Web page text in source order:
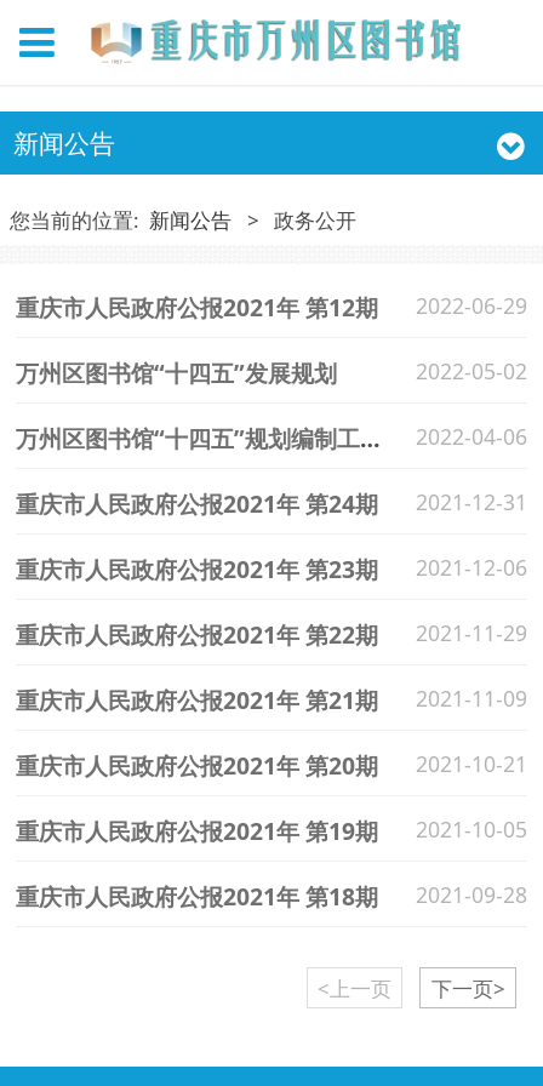
新闻公告
您当前的位置: 新闻公告 > 政务公开
重庆市人民政府公报2021年 第12期 2022-06-29
万州区图书馆“十四五”发展规划 2022-05-02
万州区图书馆“十四五”规划编制工作 领导小组成员名单 2022-04-06
重庆市人民政府公报2021年 第24期 2021-12-31
重庆市人民政府公报2021年 第23期 2021-12-06
重庆市人民政府公报2021年 第22期 2021-11-29
重庆市人民政府公报2021年 第21期 2021-11-09
重庆市人民政府公报2021年 第20期 2021-10-21
重庆市人民政府公报2021年 第19期 2021-10-05
重庆市人民政府公报2021年 第18期 2021-09-28
<上一页 下一页>